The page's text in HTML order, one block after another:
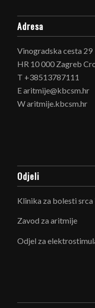
Adresa
Vinogradska cesta 29
HR 10 000 Zagreb
T +38513787111
E aritmije@kbcsm.hr
W aritmije.kbcsm.hr
Odjeli
Klinika za bolesti srca
Zavod za aritmije
Odjel za